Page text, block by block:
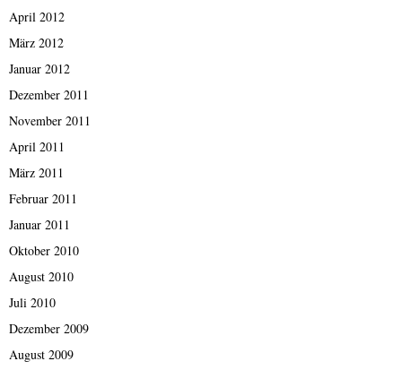
April 2012
März 2012
Januar 2012
Dezember 2011
November 2011
April 2011
März 2011
Februar 2011
Januar 2011
Oktober 2010
August 2010
Juli 2010
Dezember 2009
August 2009